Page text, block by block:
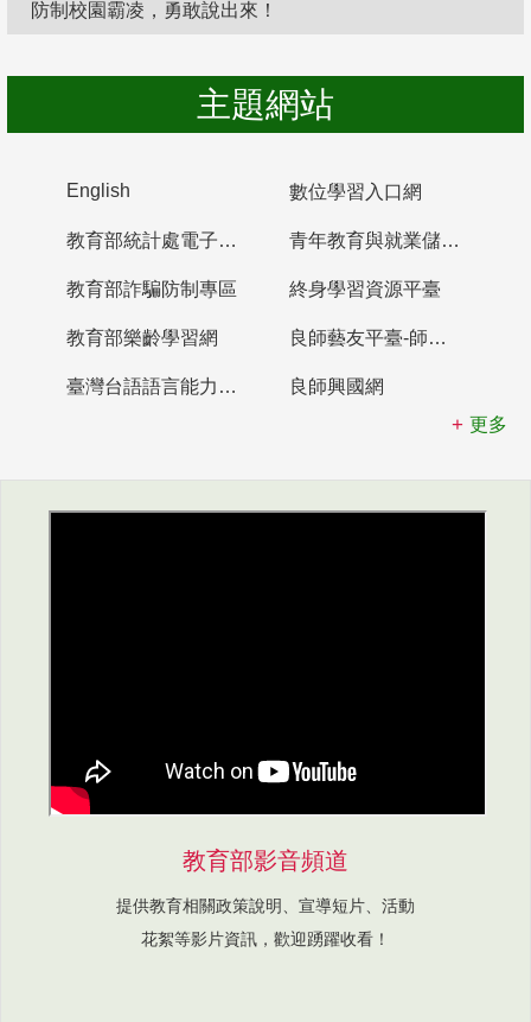
防制校園霸凌，勇敢說出來！
主題網站
English 數位學習入口網
教育部統計處電子書櫃 青年教育與就業儲蓄帳戶
教育部詐騙防制專區 終身學習資源平臺
教育部樂齡學習網 良師藝友平臺-師資培育整合平臺
臺灣台語語言能力認證網站
良師興國網
更多
教育部影音頻道
提供教育相關政策說明、宣導短片、活動
花絮等影片資訊，歡迎踴躍收看！